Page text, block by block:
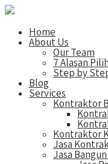
Home
About Us
Our Team
7 Alasan
Step by
Blog
Services
Kontraktor
Kontraktor
Jasa
Jasa